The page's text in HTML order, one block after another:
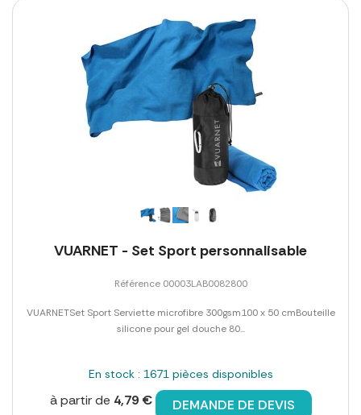
VUARNET - Set Sport personnalisable
Référence 00003LAB0082800
VUARNETSet Sport Serviette microfibre 300gsm100 x 50 cmBouteille
silicone pour gel douche 80...
En stock : 1671 pièces disponibles
à partir de 4,79 € DEMANDE DE DEVIS